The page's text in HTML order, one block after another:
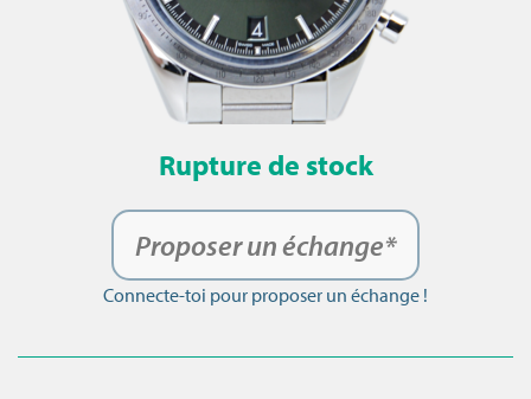
Rupture de stock
Proposer un échange*
Connecte-toi pour proposer un échange !